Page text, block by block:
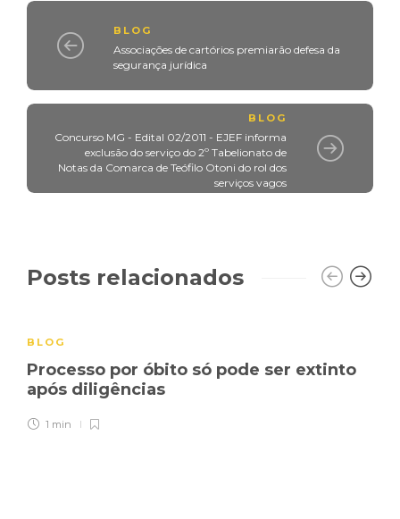
BLOG
Associações de cartórios premiarão defesa da
segurança jurídica
BLOG
Concurso MG - Edital 02/2011 - EJEF informa
exclusão do serviço do 2º Tabelionato de
Notas da Comarca de Teófilo Otoni do rol dos
serviços vagos
Posts relacionados
BLOG
Processo por óbito só pode ser extinto
após diligências
1 min